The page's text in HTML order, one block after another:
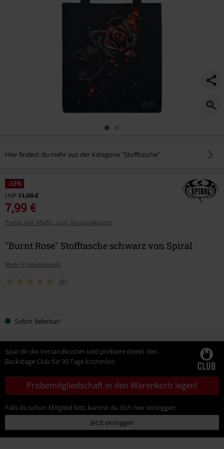
Hier findest du mehr aus der Kategorie "Stofftasche"
-33%
UVP11,99 €
7,99 €
Preise inkl. MwSt., zzgl. Versandkosten
"Burnt Rose" Stofftasche schwarz von Spiral
Mehr Produktdetails
(8)
deineSofort lieferbar!
Spar dir die Versandkosten und probiere direkt den
Backstage Club für 30 Tage kostenlos:
Probemitgliedschaft in den Warenkorb legen!
Falls du schon Mitglied bist, kannst du dich hier einloggen:
Jetzt einloggen